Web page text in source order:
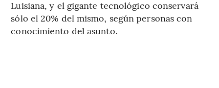
Luisiana, y el gigante tecnológico conservará
sólo el 20% del mismo, según personas con
conocimiento del asunto.